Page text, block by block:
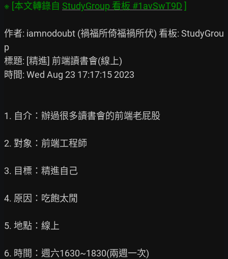
※ [本文轉錄自 StudyGroup 看板 #1avSwT9D
作者: iamnodoubt (禍福所倚福禍所伏) 看板: StudyGrou
p
標題: [精進] 前端讀書會(線上)
時間: Wed Aug 23 17:17:15 2023
1. 自介：辦過很多讀書會的前端老屁股
2. 對象：前端工程師
3. 目標：精進自己
4. 原因：吃飽太閒
5. 地點：線上
6. 時間：週六1630~1830(兩週一次)